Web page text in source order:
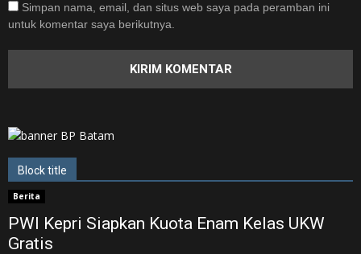
Simpan nama, email, dan situs web saya pada peramban ini
untuk komentar saya berikutnya.
Block title
Berita
PWI Kepri Siapkan Kuota Enam Kelas UKW
Gratis